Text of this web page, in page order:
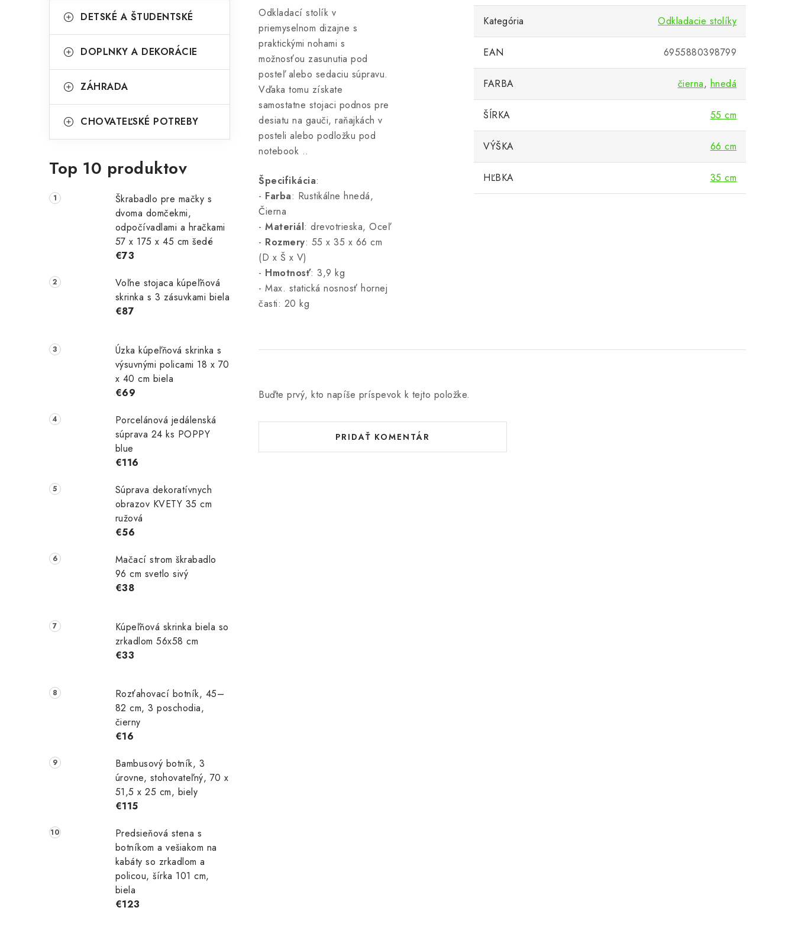
DETSKÉ A ŠTUDENTSKÉ
DOPLNKY A DEKORÁCIE
ZÁHRADA
CHOVATEĽSKÉ POTREBY
Top 10 produktov
Škrabadlo pre mačky s
dvoma domčekmi,
odpočívadlami a hračkami
57 x 175 x 45 cm šedé
€73
Voľne stojaca kúpeľňová
skrinka s 3 zásuvkami biela
€87
Úzka kúpeľňová skrinka s
výsuvnými policami 18 x 70
x 40 cm biela
€69
Porcelánová jedálenská
súprava 24 ks POPPY
blue
€116
Súprava dekoratívnych
obrazov KVETY 35 cm
ružová
€56
Mačací strom škrabadlo
96 cm svetlo sivý
€38
Kúpeľňová skrinka biela so
zrkadlom 56x58 cm
€33
Rozťahovací botník, 45–
82 cm, 3 poschodia,
čierny
€16
Bambusový botník, 3
úrovne, stohovateľný, 70 x
51,5 x 25 cm, biely
€115
Predsieňová stena s
botníkom a vešiakom na
kabáty so zrkadlom a
policou, šírka 101 cm,
biela
€123
Odkladací stolík v
priemyselnom dizajne s
praktickými nohami s
možnosťou zasunutia pod
posteľ alebo sedaciu súpravu.
Vďaka tomu získate
samostatne stojaci podnos pre
desiatu na gauči, raňajkách v
posteli alebo podložku pod
notebook ..
Špecifikácia:
- Farba: Rustikálne hnedá,
Čierna
- Materiál: drevotrieska, Oceľ
- Rozmery: 55 x 35 x 66 cm
(D x Š x V)
- Hmotnosť: 3,9 kg
- Max. statická nosnosť hornej
časti: 20 kg
Kategória Odkladacie stolíky
EAN 6955880398799
FARBA čierna, hnedá
ŠÍRKA 55 cm
VÝŠKA 66 cm
HĽBKA 35 cm
Buďte prvý, kto napíše príspevok k tejto položke.
PRIDAŤ KOMENTÁR